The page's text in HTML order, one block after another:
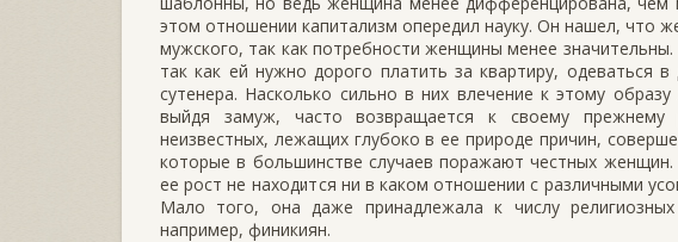
этом отношении капитализм опередил науку. Он нашел, что
мужского, так как потребности женщины менее
так как ей нужно дорого платить за квартиру, одеваться
сутенера. Насколько сильно в них влечение к этому
выйдя замуж, часто возвращается к своему прежнему
неизвестных, лежащих глубоко в ее природе причин,
которые в большинстве случаев поражают честных женщин.
ее рост не находится ни в каком отношении с различными
Мало того, она даже принадлежала к числу
например, финикиян.